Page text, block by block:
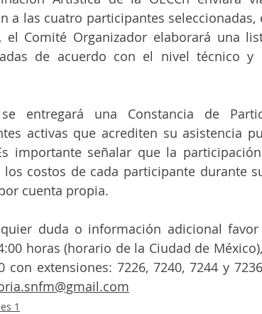
a las cuatro participantes
el Comité Organizador elaborará una
de acuerdo con el nivel técnico
entregará una Constancia de
activas que acrediten su asistencia
importante señalar que la
los costos de cada participante durante
cuenta propia.
duda o información adicional
horas (horario de la Ciudad de
1